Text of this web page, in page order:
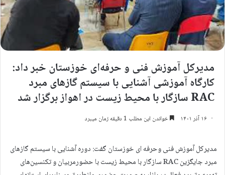
مدیرکل آموزش فنی و حرفه‌ای خوزستان خبر داد:
کارگاه آموزشی آشنایی با سیستم گازهای مبرد
RAC سازگار با محیط زیست در اهواز برگزار شد
۱۶ آذر ۱۴۰۱ خواندن این مطلب 1 دقیقه زمان میبرد
مدیرکل آموزش فنی وحرفه ای خوزستان گفت: دوره آشنایی با سیستم گازهای
مبرد جایگزین RAC سازگار با محیط زیست با حضورمربیان و تکنسین‌های